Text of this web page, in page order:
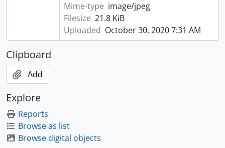
Mime-type image/jpeg
Filesize 21.8 KiB
Uploaded October 30, 2020 7:31 AM
Clipboard
Add
Explore
Reports
Browse as list
Browse digital objects